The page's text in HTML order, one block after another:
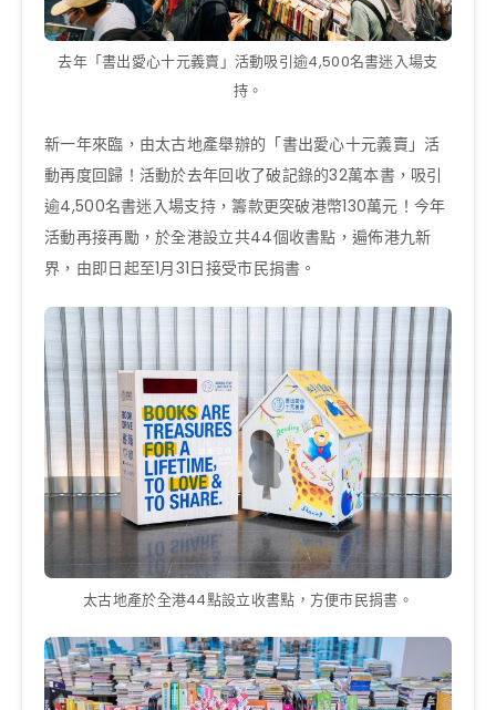
去年「書出愛心十元義賣」活動吸引逾4,500名書迷入場支
持。
新一年來臨，由太古地產舉辦的「書出愛心十元義賣」活
動再度回歸！活動於去年回收了破記錄的32萬本書，吸引
逾4,500名書迷入場支持，籌款更突破港幣130萬元！今年
活動再接再勵，於全港設立共44個收書點，遍佈港九新
界，由即日起至1月31日接受市民捐書。
太古地產於全港44點設立收書點，方便市民捐書。